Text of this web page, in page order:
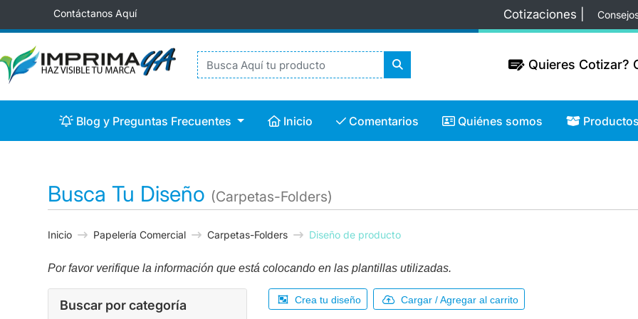
Contáctanos Aquí Cotizaciones |
Quieres Cotizar?
Quieres Cotizar?
Blog y Preguntas Frecuentes
Blog y Preguntas Frecuentes Inicio
Inicio Comentarios
Comentarios Quiénes somos
Quiénes somos Productos
Productos
Busca Tu Diseño (Carpetas-Folders)
Inicio Papelería Comercial Carpetas-Folders Diseño de producto
Por favor verifique la información que está colocando en las plantillas utilizadas.
Buscar por categoría Crea tu diseño Cargar / Agregar al carrito